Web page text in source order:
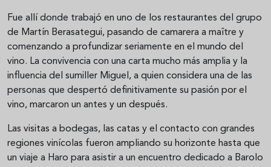
Fue allí donde trabajó en uno de los restaurantes del grupo
de Martín Berasategui, pasando de camarera a maître y
comenzando a profundizar seriamente en el mundo del
vino. La convivencia con una carta mucho más amplia y la
influencia del sumiller Miguel, a quien considera una de las
personas que despertó definitivamente su pasión por el
vino, marcaron un antes y un después.
Las visitas a bodegas, las catas y el contacto con grandes
regiones vinícolas fueron ampliando su horizonte hasta que
un viaje a Haro para asistir a un encuentro dedicado a Barolo